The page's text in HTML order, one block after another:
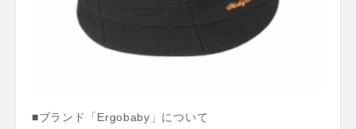
■ブランド「Ergobaby」について